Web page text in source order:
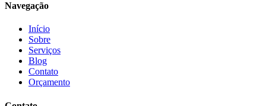
Navegação
Início
Sobre
Serviços
Blog
Contato
Orçamento